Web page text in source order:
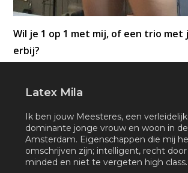
Wil je 1 op 1 met mij, of een trio met
erbij?
Latex Mila
Ik ben jouw Meesteres, een
dominante jonge vrouw en woon in
Amsterdam. Eigenschappen die mij
omschrijven zijn; intelligent, recht
minded en niet te vergeten high class.